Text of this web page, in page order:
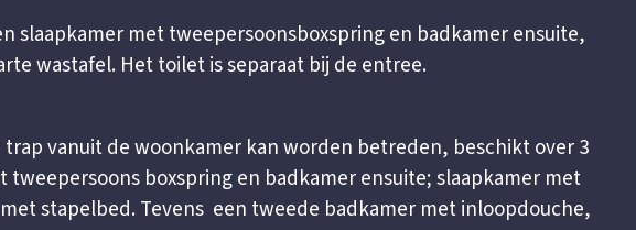
slaapkamer met tweepersoonsboxspring en badkamer ensuite,
wastafel. Het toilet is separaat bij de entree.
vanuit de woonkamer kan worden betreden, beschikt over 3
tweepersoons boxspring en badkamer ensuite; slaapkamer met
stapelbed. Tevens een tweede badkamer met inloopdouche,